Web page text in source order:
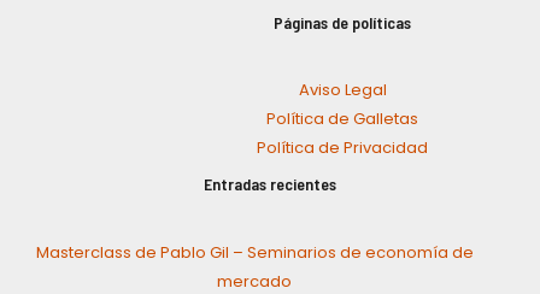
Páginas de políticas
Aviso Legal
Política de Galletas
Política de Privacidad
Entradas recientes
Masterclass de Pablo Gil – Seminarios de economía de
mercado